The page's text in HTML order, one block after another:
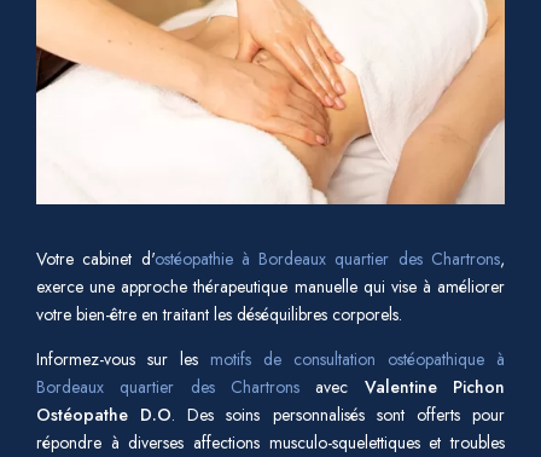
Votre cabinet d'ostéopathie à Bordeaux quartier des Chartrons,
exerce une approche thérapeutique manuelle qui vise à améliorer
votre bien-être en traitant les déséquilibres corporels.
Informez-vous sur les motifs de consultation ostéopathique à
Bordeaux quartier des Chartrons avec Valentine Pichon
Ostéopathe D.O. Des soins personnalisés sont offerts pour
répondre à diverses affections musculo-squelettiques et troubles